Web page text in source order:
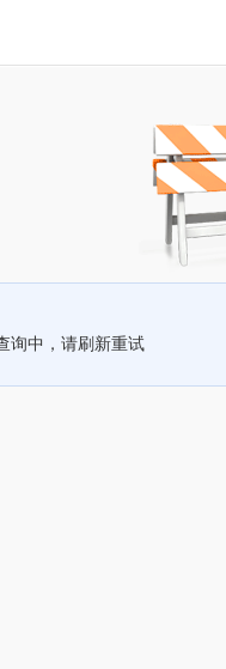
询中，请刷新重试